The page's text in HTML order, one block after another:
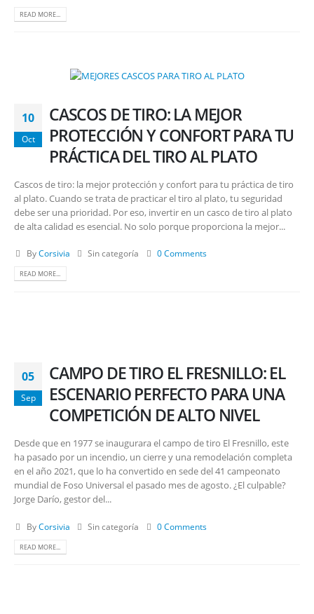
READ MORE...
10
Oct
CASCOS DE TIRO: LA MEJOR
PROTECCIÓN Y CONFORT PARA TU
PRÁCTICA DEL TIRO AL PLATO
Cascos de tiro: la mejor protección y confort para tu práctica de tiro
al plato. Cuando se trata de practicar el tiro al plato, tu seguridad
debe ser una prioridad. Por eso, invertir en un casco de tiro al plato
de alta calidad es esencial. No solo porque proporciona la mejor...
ByCorsivia Sin categoría 0 Comments
READ MORE...
05
Sep
CAMPO DE TIRO EL FRESNILLO: EL
ESCENARIO PERFECTO PARA UNA
COMPETICIÓN DE ALTO NIVEL
Desde que en 1977 se inaugurara el campo de tiro El Fresnillo, este
ha pasado por un incendio, un cierre y una remodelación completa
en el año 2021, que lo ha convertido en sede del 41 campeonato
mundial de Foso Universal el pasado mes de agosto. ¿El culpable?
Jorge Darío, gestor del...
ByCorsivia Sin categoría 0 Comments
READ MORE...